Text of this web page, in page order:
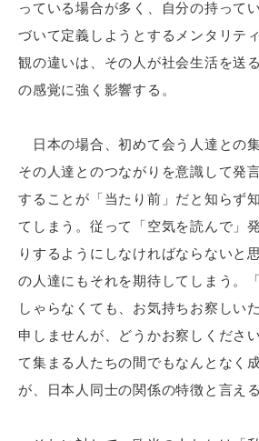
っている場合が多く、自分の持って
づいて定義しようとするメンタリテ
観の違いは、その人が社会生活を送
の感覚に強く影響する。
日本の場合、初めて会う人達との
その人達とのつながりを意識して発
することが「当たり前」だと知らず
てしまう。従って「空気を読んで」
りするようにしなければならないと
の人達にもそれを期待してしまう。
しゃらなくても、お気持ちお察しい
申しませんが、どうかお察しくださ
て集まる人たちの間でもなんとなく
が、日本人同士の関係の特徴と言える